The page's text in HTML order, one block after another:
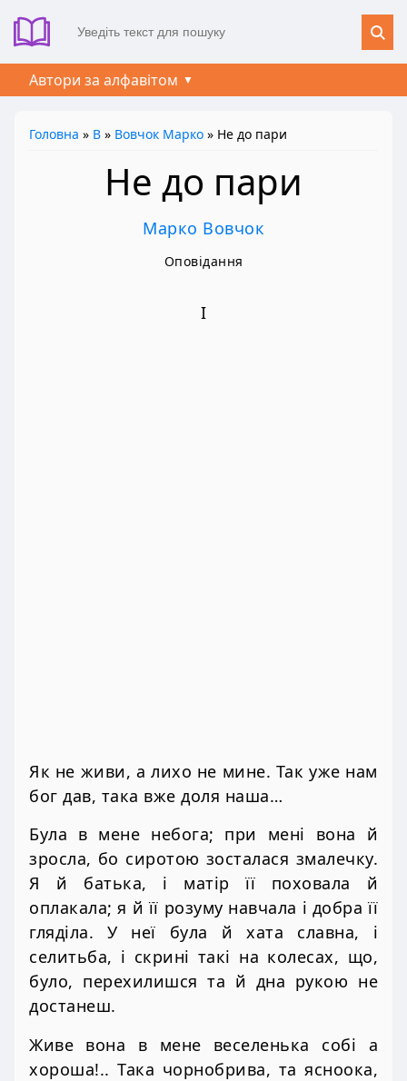
Автори за алфавітом
Головна » В » Вовчок Марко » Не до пари
Не до пари
Марко Вовчок
Оповідання
І
Як не живи, а лихо не мине. Так уже нам
бог дав, така вже доля наша…
Була в мене небога; при мені вона й
зросла, бо сиротою зосталася змалечку.
Я й батька, і матір її поховала й
оплакала; я й її розуму навчала і добра її
гляділа. У неї була й хата славна, і
селитьба, і скрині такі на колесах, що,
було, перехилишся та й дна рукою не
достанеш.
Живе вона в мене веселенька собі а
хороша!.. Така чорнобрива, та ясноока,